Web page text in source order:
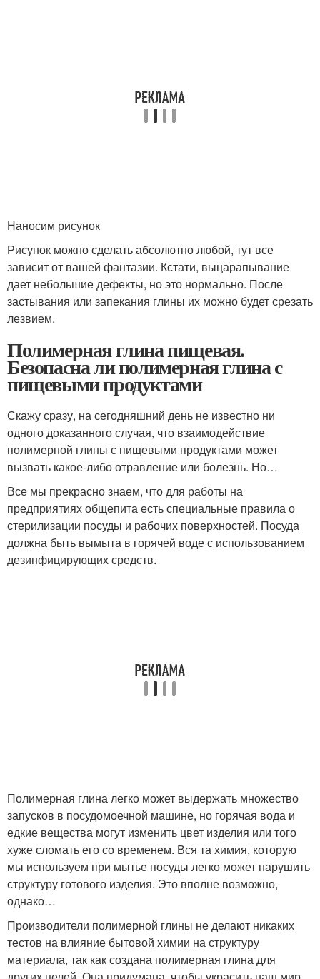
Наносим рисунок
Рисунок можно сделать абсолютно любой, тут все
зависит от вашей фантазии. Кстати, выцарапывание
дает небольшие дефекты, но это нормально. После
застывания или запекания глины их можно будет срезать
лезвием.
Полимерная глина пищевая.
Безопасна ли полимерная глина с
пищевыми продуктами
Скажу сразу, на сегодняшний день не известно ни
одного доказанного случая, что взаимодействие
полимерной глины с пищевыми продуктами может
вызвать какое-либо отравление или болезнь. Но…
Все мы прекрасно знаем, что для работы на
предприятиях общепита есть специальные правила о
стерилизации посуды и рабочих поверхностей. Посуда
должна быть вымыта в горячей воде с использованием
дезинфицирующих средств.
Полимерная глина легко может выдержать множество
запусков в посудомоечной машине, но горячая вода и
едкие вещества могут изменить цвет изделия или того
хуже сломать его со временем. Вся та химия, которую
мы используем при мытье посуды легко может нарушить
структуру готового изделия. Это вполне возможно,
однако…
Производители полимерной глины не делают никаких
тестов на влияние бытовой химии на структуру
материала, так как создана полимерная глина для